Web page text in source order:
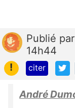
Publié par
14h44
!
citer
André